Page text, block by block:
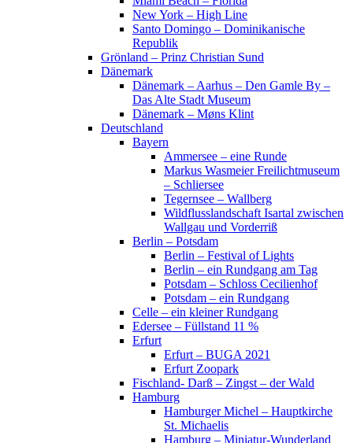
New York – High Line
Santo Domingo – Dominikanische
Republik
Grönland – Prinz Christian Sund
Dänemark
Dänemark – Aarhus – Den Gamle By –
Das Alte Stadt Museum
Dänemark – Møns Klint
Deutschland
Bayern
Ammersee – eine Runde
Markus Wasmeier Freilichtmuseum
– Schliersee
Tegernsee – Wallberg
Wildflusslandschaft Isartal zwischen
Wallgau und Vorderriß
Berlin – Potsdam
Berlin – Festival of Lights
Berlin – ein Rundgang am Tag
Potsdam – Schloss Cecilienhof
Potsdam – ein Rundgang
Celle – ein kleiner Rundgang
Edersee – Füllstand 11 %
Erfurt
Erfurt – BUGA 2021
Erfurt Zoopark
Fischland- Darß – Zingst – der Wald
Hamburg
Hamburger Michel – Hauptkirche
St. Michaelis
Hamburg – Miniatur-Wunderland